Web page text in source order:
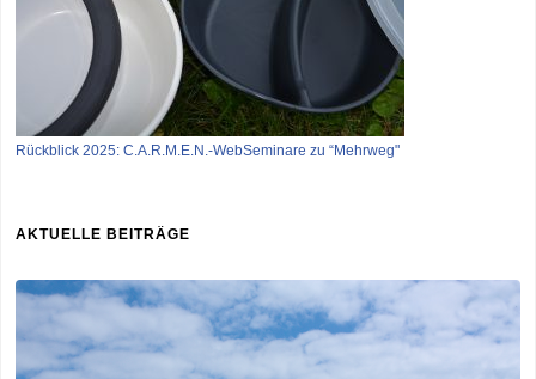
Rückblick 2025: C.A.R.M.E.N.-WebSeminare zu “Mehrweg"
AKTUELLE BEITRÄGE